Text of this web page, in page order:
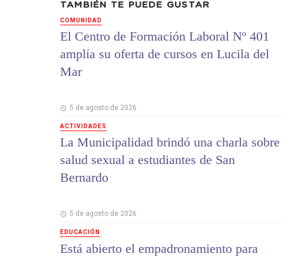
TAMBIÉN TE PUEDE GUSTAR
COMUNIDAD
El Centro de Formación Laboral Nº 401
amplía su oferta de cursos en Lucila del
Mar
5 de agosto de 2026
ACTIVIDADES
La Municipalidad brindó una charla sobre
salud sexual a estudiantes de San
Bernardo
5 de agosto de 2026
EDUCACIÓN
Está abierto el empadronamiento para